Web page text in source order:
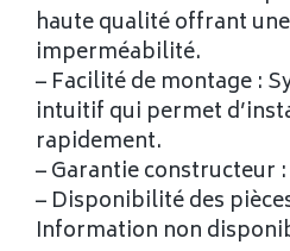
haute qualité offrant
imperméabilité.
– Facilité de montage :
intuitif qui permet
rapidement.
– Garantie constructeur :
– Disponibilité des
Information non